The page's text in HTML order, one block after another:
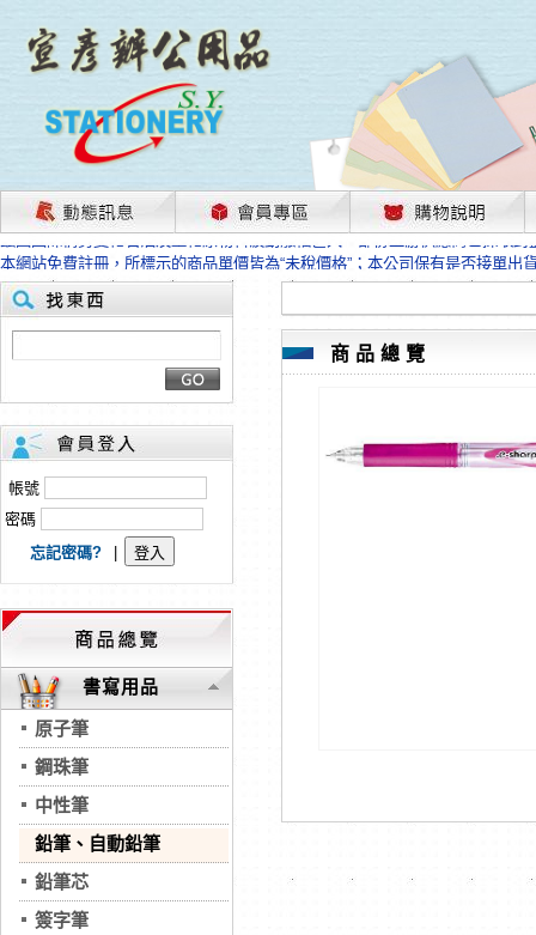
茲因國際情勢變化石油及塑化原物料波動漲幅甚大，部份上游供應商已採取
本網站免費註冊，所標示的商品單價皆為“未稅價格”；本公司保有是否接單出
HP、EPSON、CANON原廠耗材價格浮動，下單前請先跟客服人員確認最新
本網站免費註冊，所標示的商品單價皆為“未稅價格”；本公司保有是否接單出
匯款客戶請注意！因商品繁複來不及發現短缺，遂待客服人員跟您確認訂單
本網站免費註冊，所標示的商品單價皆為“未稅價格”；本公司保有是否接單出
茲因國際情勢變化石油及塑化原物料波動漲幅甚大，部份上游供應商已採取
本網站免費註冊，所標示的商品單價皆為“未稅價格”；本公司保有是否接單出
HP、EPSON、CANON原廠耗材價格浮動，下單前請先跟客服人員確認最新
本網站免費註冊，所標示的商品單價皆為“未稅價格”；本公司保有是否接單出
匯款客戶請注意！因商品繁複來不及發現短缺，遂待客服人員跟您確認訂單
本網站免費註冊，所標示的商品單價皆為“未稅價格”；本公司保有是否接單出
帳號
密碼
忘記密碼?
書寫用品
原子筆
鋼珠筆
中性筆
鉛筆、自動鉛筆
鉛筆芯
簽字筆
商品總覽